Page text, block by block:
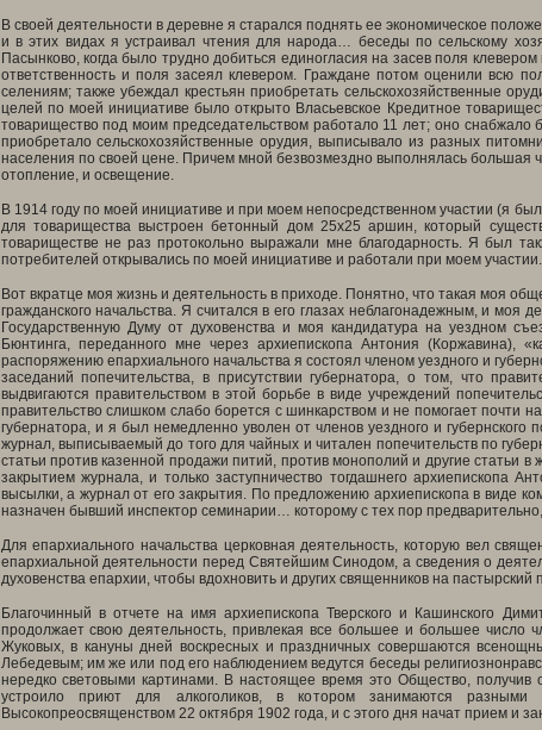
В своей деятельности в деревне я старался поднять ее экономическое
и в этих видах я устраивал чтения для народа… беседы по сельскому
Пасынково, когда было трудно добиться единогласия на засев поля
ответственность и поля засеял клевером. Граждане потом оценили всю
селениям; также убеждал крестьян приобретать сельскохозяйственные
целей по моей инициативе было открыто Власьевское Кредитное
товарищество под моим председательством работало 11 лет; оно
приобретало сельскохозяйственные орудия, выписывало из разных
населения по своей цене. Причем мной безвозмездно выполнялась большая
отопление, и освещение.
В 1914 году по моей инициативе и при моем непосредственном участии (я
для товарищества выстроен бетонный дом 25х25 аршин, который
товариществе не раз протокольно выражали мне благодарность. Я был
потребителей открывались по моей инициативе и работали при моем участии.
Вот вкратце моя жизнь и деятельность в приходе. Понятно, что такая моя
гражданского начальства. Я считался в его глазах неблагонадежным, и
Государственную Думу от духовенства и моя кандидатура на уездном
Бюнтинга, переданного мне через архиепископа Антония (Коржавина),
распоряжению епархиального начальства я состоял членом уездного и
заседаний попечительства, в присутствии губернатора, о том, что
выдвигаются правительством в этой борьбе в виде учреждений
правительство слишком слабо борется с шинкарством и не помогает
губернатора, и я был немедленно уволен от членов уездного и
журнал, выписываемый до того для чайных и читален попечительств по
статьи против казенной продажи питий, против монополий и другие статьи
закрытием журнала, и только заступничество тогдашнего архиепископа
высылки, а журнал от его закрытия. По предложению архиепископа в виде
назначен бывший инспектор семинарии… которому с тех пор
Для епархиального начальства церковная деятельность, которую вел
епархиальной деятельности перед Святейшим Синодом, а сведения о
духовенства епархии, чтобы вдохновить и других священников на пастырский
Благочинный в отчете на имя архиепископа Тверского и Кашинского
продолжает свою деятельность, привлекая все большее и большее
Жуковых, в кануны дней воскресных и праздничных совершаются
Лебедевым; им же или под его наблюдением ведутся беседы
нередко световыми картинами. В настоящее время это Общество, получив
устроило приют для алкоголиков, в котором занимаются
Высокопреосвященством 22 октября 1902 года, и с этого дня начат прием и